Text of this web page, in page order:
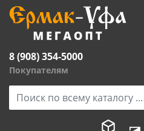
8 (908) 354-5000
Покупателям